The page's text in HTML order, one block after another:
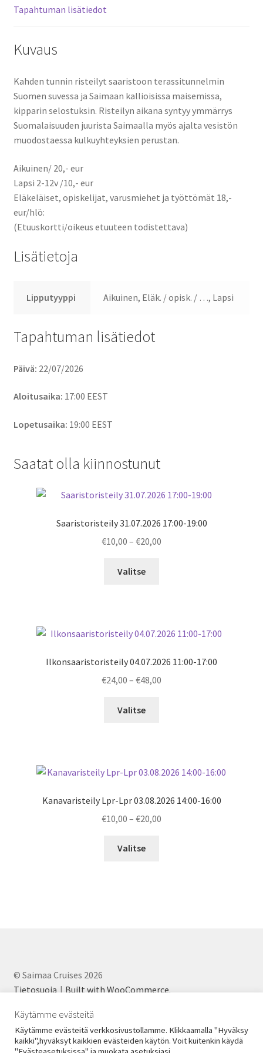
Tapahtuman lisätiedot
Kuvaus
Kahden tunnin risteilyt saaristoon terassitunnelmin
Suomen suvessa ja Saimaan kallioisissa maisemissa,
kipparin selostuksin. Risteilyn aikana syntyy ymmärrys
Suomalaisuuden juurista Saimaalla myös ajalta vesistön
muodostaessa kulkuyhteyksien perustan.
Aikuinen/ 20,- eur
Lapsi 2-12v /10,- eur
Eläkeläiset, opiskelijat, varusmiehet ja työttömät 18,-
eur/hlö:
(Etuuskortti/oikeus etuuteen todistettava)
Lisätietoja
Lipputyyppi Aikuinen, Eläk. / opisk. / …, Lapsi
Tapahtuman lisätiedot
Päivä: 22/07/2026
Aloitusaika: 17:00 EEST
Lopetusaika: 19:00 EEST
Saatat olla kiinnostunut
Saaristoristeily 31.07.2026 17:00-19:00
€10,00 – €20,00
Valitse
Ilkonsaaristoristeily 04.07.2026 11:00-17:00
€24,00 – €48,00
Valitse
Kanavaristeily Lpr-Lpr 03.08.2026 14:00-16:00
€10,00 – €20,00
Valitse
© Saimaa Cruises 2026
Tietosuoja
Built with WooCommerce.
Käytämme evästeitä
Käytämme evästeitä verkkosivustollamme. Klikkaamalla "Hyväksy
kaikki",hyväksyt kaikkien evästeiden käytön. Voit kuitenkin käydä